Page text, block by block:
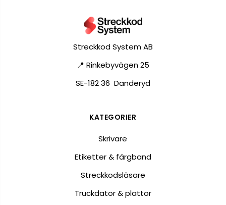
Streckkod System AB
📍 Rinkebyvägen 25
SE-182 36 Danderyd
KATEGORIER
Skrivare
Etiketter & färgband
Streckkodsläsare
Truckdator & plattor